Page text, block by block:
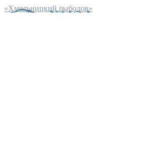
«Хмельницкий рыболов»